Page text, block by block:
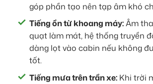
góp phần tạo nên tạp âm khó
Tiếng ồn từ khoang máy:Âm
quạt làm mát, hệ thống truyền
dàng lọt vào cabin nếu không
tốt.
Tiếng mưa trên trần xe: Khi trời